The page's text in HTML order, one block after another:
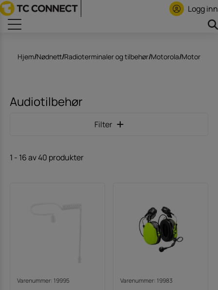
Logg inn
Hjem/Nødnett/Radioterminaler og tilbehør/Motorola/Motorola
Audiotilbehør
Filter
1 - 16av40 produkter
Varenummer: 19995
Varenummer: 19983